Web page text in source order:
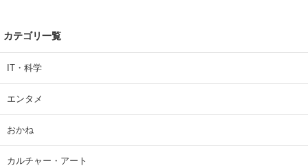
カテゴリ一覧
IT・科学
エンタメ
おかね
カルチャー・アート